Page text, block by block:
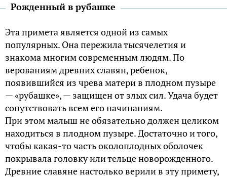
Рожденный в рубашке
Эта примета является одной из самых
популярных. Она пережила тысячелетия и
знакома многим современным людям. По
верованиям древних славян, ребенок,
появившийся из чрева матери в плодном пузыре
— «рубашке», — защищен от злых сил. Удача будет
сопутствовать всем его начинаниям.
При этом малыш не обязательно должен целиком
находиться в плодном пузыре. Достаточно и того,
чтобы какая-то часть околоплодных оболочек
покрывала головку или тельце новорожденного.
Древние славяне настолько верили в эту примету,